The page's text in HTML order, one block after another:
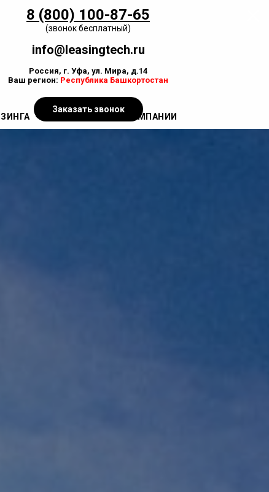
8 (800) 100-87-65
(звонок бесплатный)
info@leasingtech.ru
Россия, г. Уфа, ул. Мира, д.14
Ваш регион: Республика Башкортостан
Заказать звонок
ЛИЗИНГОВЫЕ КОМПАНИИ